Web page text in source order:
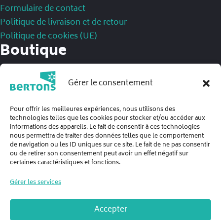
Gérer le consentement
Pour offrir les meilleures expériences, nous utilisons des
technologies telles que les cookies pour stocker et/ou accéder aux
informations des appareils. Le fait de consentir à ces technologies
nous permettra de traiter des données telles que le comportement
de navigation ou les ID uniques sur ce site. Le fait de ne pas consentir
ou de retirer son consentement peut avoir un effet négatif sur
certaines caractéristiques et fonctions.
Gérer les services
Accepter
Formulaire de contact
Politique de livraison et de retour
Politique de cookies (UE)
Boutique
Mentions légales
Politique de confidentialité